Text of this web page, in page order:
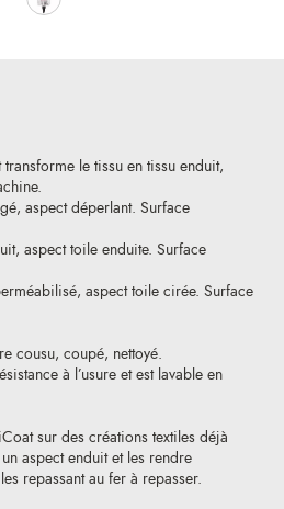
le tissu en tissu enduit,
aspect déperlant. Surface
aspect toile enduite. Surface
aspect toile cirée. Surface
cousu, coupé, nettoyé.
à l’usure et est lavable en
sur des créations textiles déjà
aspect enduit et les rendre
repassant au fer à repasser.